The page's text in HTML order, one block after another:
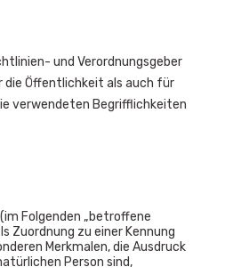
und Verordnungsgeber
die Öffentlichkeit als auch für
verwendeten Begrifflichkeiten
Folgenden „betroffene
Zuordnung zu einer Kennung
Merkmalen, die Ausdruck
Person sind,